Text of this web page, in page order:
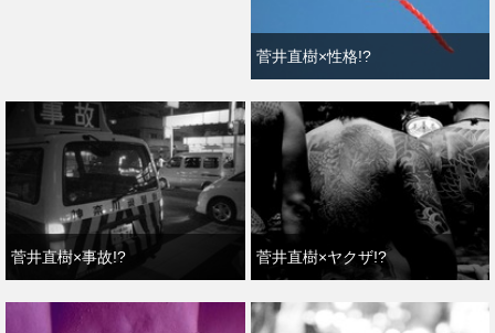
菅井直樹×性格!?
菅井直樹×事故!? 菅井直樹×ヤクザ!?